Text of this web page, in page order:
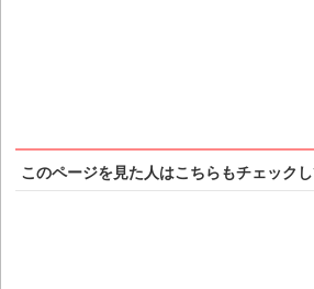
このページを見た人はこちらもチェック